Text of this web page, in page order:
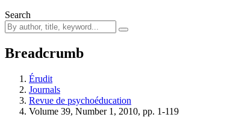
Search
Breadcrumb
Érudit
Journals
Revue de psychoéducation
Volume 39, Number 1, 2010, pp. 1-119